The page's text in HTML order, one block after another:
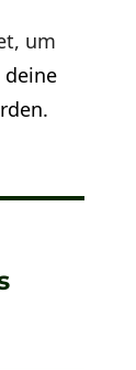
um
deine